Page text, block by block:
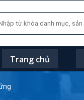
Trang chủ